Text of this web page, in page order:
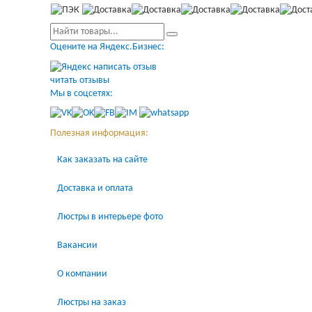
Оцените на Яндекс.Бизнес:
написать отзыв
читать отзывы
Мы в соцсетях:
Полезная информация:
Как заказать на сайте
Доставка и оплата
Люстры в интерьере фото
Вакансии
О компании
Люстры на заказ